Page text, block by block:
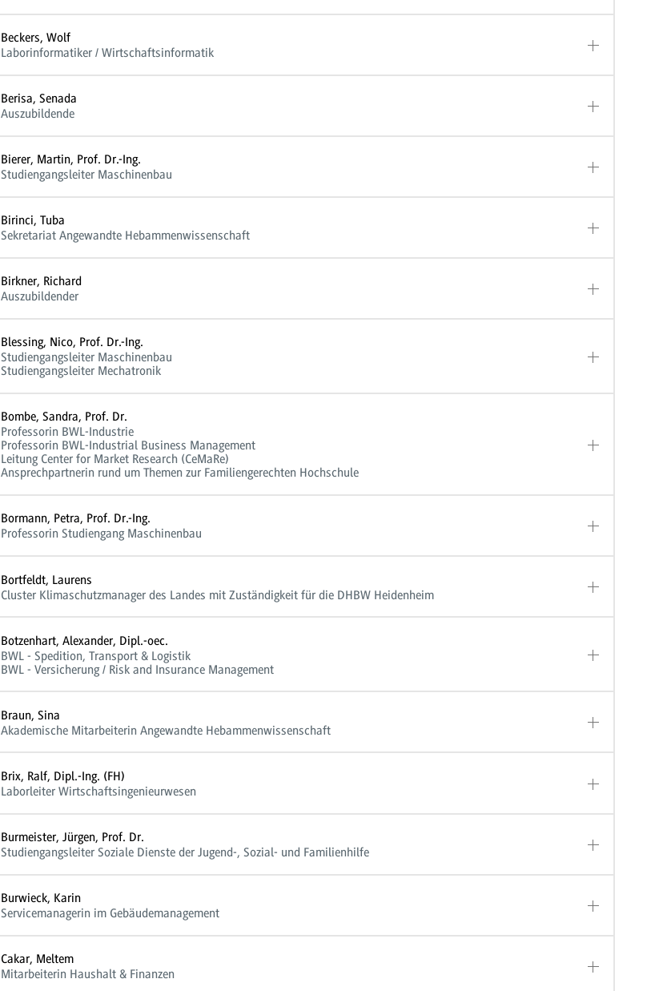
Beckers, Wolf
Laborinformatiker / Wirtschaftsinformatik
Berisa, Senada
Auszubildende
Bierer, Martin, Prof. Dr.-Ing.
Studiengangsleiter Maschinenbau
Birinci, Tuba
Sekretariat Angewandte Hebammenwissenschaft
Birkner, Richard
Auszubildender
Blessing, Nico, Prof. Dr.-Ing.
Studiengangsleiter Maschinenbau
Studiengangsleiter Mechatronik
Bombe, Sandra, Prof. Dr.
Professorin BWL-Industrie
Professorin BWL-Industrial Business Management
Leitung Center for Market Research (CeMaRe)
Ansprechpartnerin rund um Themen zur Familiengerechten Hochschule
Bormann, Petra, Prof. Dr.-Ing.
Professorin Studiengang Maschinenbau
Bortfeldt, Laurens
Cluster Klimaschutzmanager des Landes mit Zuständigkeit für die DHBW Heidenheim
Botzenhart, Alexander, Dipl.-oec.
BWL - Spedition, Transport & Logistik
BWL - Versicherung / Risk and Insurance Management
Braun, Sina
Akademische Mitarbeiterin Angewandte Hebammenwissenschaft
Brix, Ralf, Dipl.-Ing. (FH)
Laborleiter Wirtschaftsingenieurwesen
Burmeister, Jürgen, Prof. Dr.
Studiengangsleiter Soziale Dienste der Jugend-, Sozial- und Familienhilfe
Burwieck, Karin
Servicemanagerin im Gebäudemanagement
Cakar, Meltem
Mitarbeiterin Haushalt & Finanzen